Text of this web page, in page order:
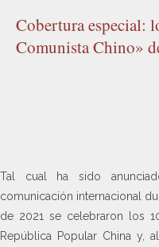
Cobertura especial:
Comunista Chino»
Tal cual ha sido
comunicación internacional
de 2021 se celebraron los
República Popular China y,